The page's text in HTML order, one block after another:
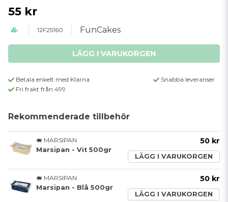
55 kr
12F25160 FunCakes
LÄGG I VARUKORGEN
Betala enkelt med Klarna
Snabba leveranser
Fri frakt från 499
Rekommenderade tillbehör
🐖 MARSIPAN
Marsipan - Vit 500gr
50 kr
LÄGG I VARUKORGEN
🐖 MARSIPAN
Marsipan - Blå 500gr
50 kr
LÄGG I VARUKORGEN